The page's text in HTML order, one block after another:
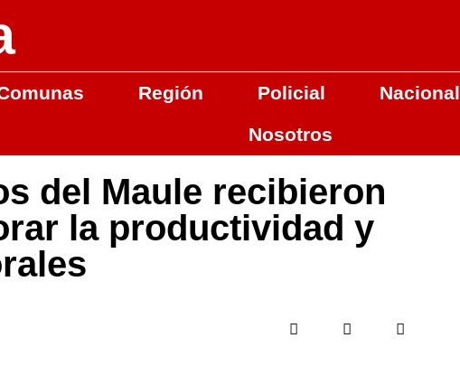
Región Policial Nacional
Nosotros
del Maule recibieron
la productividad y